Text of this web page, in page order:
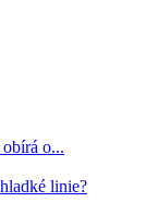
o...
linie?